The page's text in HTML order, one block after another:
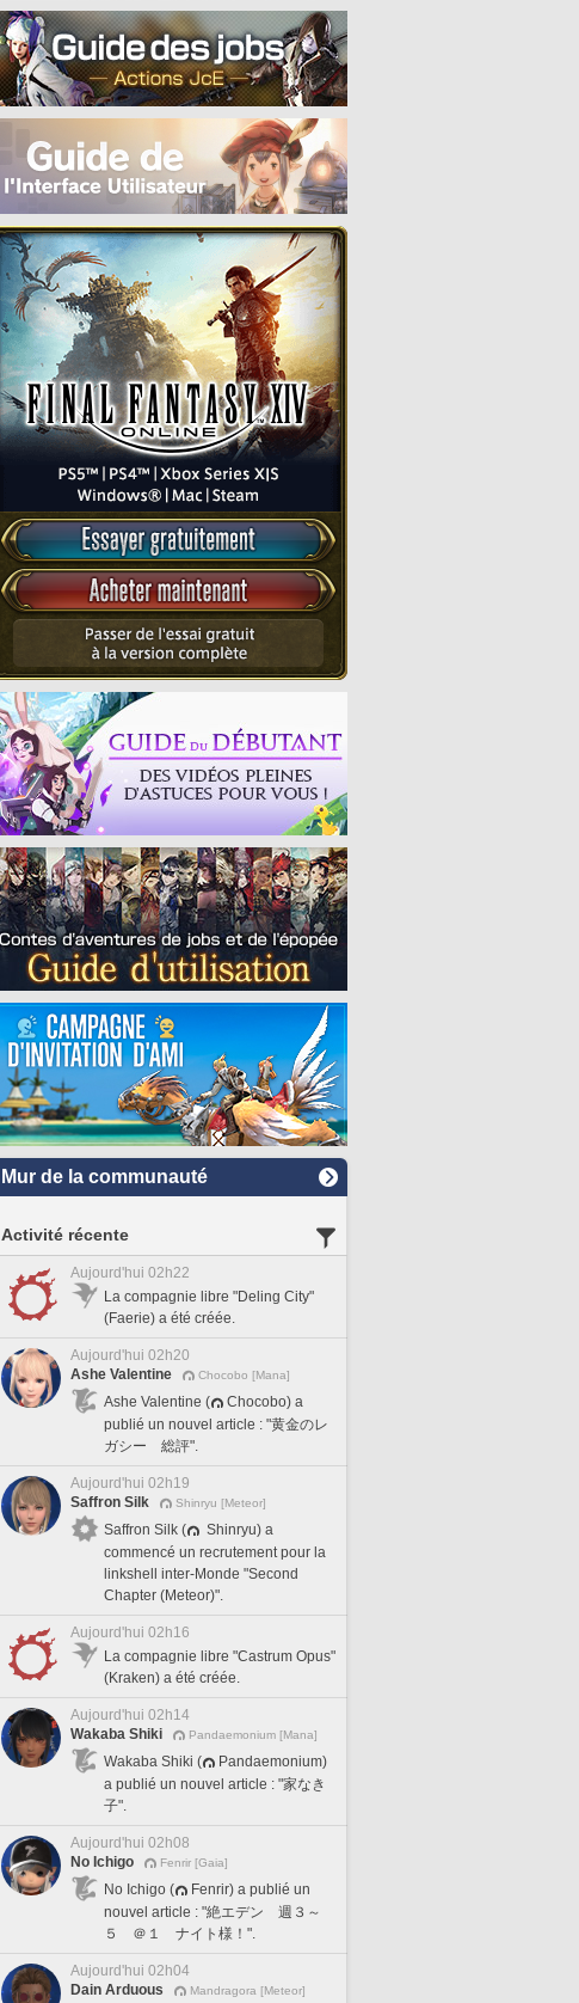
Mur de la communauté
Activité récente
Aujourd'hui 02h22
La compagnie libre "Deling City"
(Faerie) a été créée.
Aujourd'hui 02h20
Ashe Valentine
Chocobo [Mana]
Ashe Valentine (
Chocobo) a
publié un nouvel article : "黄金のレ
ガシー 総評".
Aujourd'hui 02h19
Saffron Silk
Shinryu [Meteor]
Saffron Silk (
Shinryu) a
commencé un recrutement pour la
linkshell inter-Monde "Second
Chapter (Meteor)".
Aujourd'hui 02h16
La compagnie libre "Castrum Opus"
(Kraken) a été créée.
Aujourd'hui 02h14
Wakaba Shiki
Pandaemonium [Mana]
Wakaba Shiki (
Pandaemonium)
a publié un nouvel article : "家なき
子".
Aujourd'hui 02h08
No Ichigo
Fenrir [Gaia]
No Ichigo (
Fenrir) a publié un
nouvel article : "絶エデン 週３～
５ ＠１ ナイト様！".
Aujourd'hui 02h04
Dain Arduous
Mandragora [Meteor]